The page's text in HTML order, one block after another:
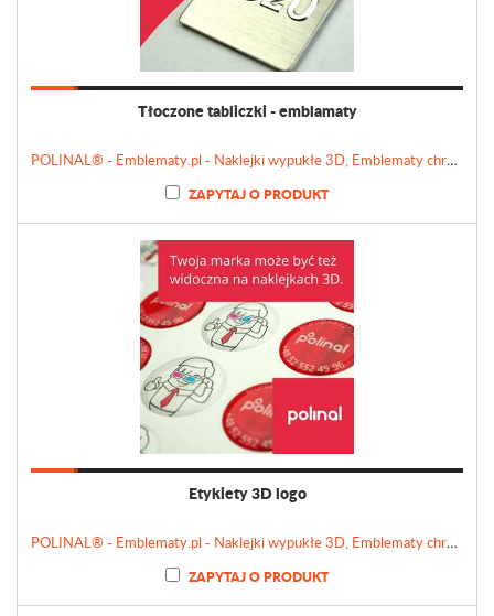
Tłoczone tabliczki - emblamaty
POLINAL® - Emblematy.pl - Naklejki wypukłe 3D, Emblematy chromowane, Tabliczki, Etykiety
ZAPYTAJ O PRODUKT
Etykiety 3D logo
POLINAL® - Emblematy.pl - Naklejki wypukłe 3D, Emblematy chromowane, Tabliczki, Etykiety
ZAPYTAJ O PRODUKT